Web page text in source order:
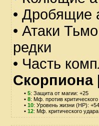
• Дробящие
• Атаки
редки
• Часть
Скорпиона
• 5: Защита от магии: +25
• 8: Мф. против
• 10: Уровень жизни (HP): +54
• 12: Мф. критического